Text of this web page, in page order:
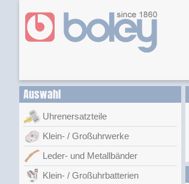
Auswahl
Uhrenersatzteile
Klein- / Großuhrwerke
Leder- und Metallbänder
Klein- / Großuhrbatterien